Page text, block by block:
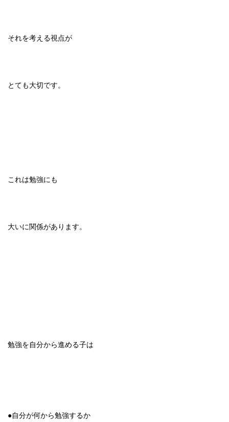
それを考える視点が
とても大切です。
これは勉強にも
大いに関係があります。
勉強を自分から進める子は
●自分が何から勉強するか